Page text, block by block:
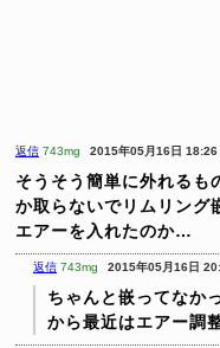
返信 743mg 2015年05月16日 18:26
そうそう簡単に外れる
か取らないでリムリング
エアーを入れたのか…
返信 743mg 2015年05月16日
ちゃんと嵌ってなか
から最近はエアー調